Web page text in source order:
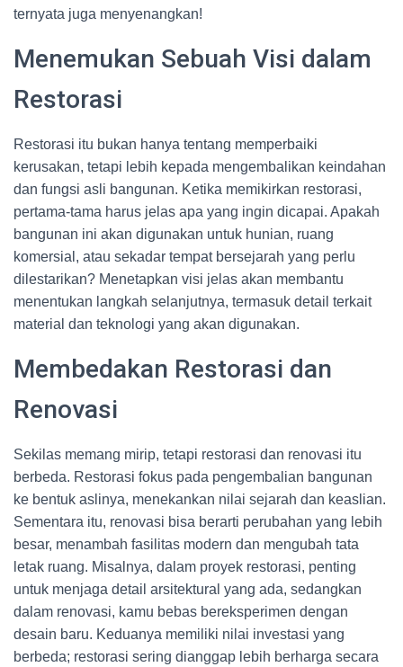
ternyata juga menyenangkan!
Menemukan Sebuah Visi dalam
Restorasi
Restorasi itu bukan hanya tentang memperbaiki
kerusakan, tetapi lebih kepada mengembalikan keindahan
dan fungsi asli bangunan. Ketika memikirkan restorasi,
pertama-tama harus jelas apa yang ingin dicapai. Apakah
bangunan ini akan digunakan untuk hunian, ruang
komersial, atau sekadar tempat bersejarah yang perlu
dilestarikan? Menetapkan visi jelas akan membantu
menentukan langkah selanjutnya, termasuk detail terkait
material dan teknologi yang akan digunakan.
Membedakan Restorasi dan
Renovasi
Sekilas memang mirip, tetapi restorasi dan renovasi itu
berbeda. Restorasi fokus pada pengembalian bangunan
ke bentuk aslinya, menekankan nilai sejarah dan keaslian.
Sementara itu, renovasi bisa berarti perubahan yang lebih
besar, menambah fasilitas modern dan mengubah tata
letak ruang. Misalnya, dalam proyek restorasi, penting
untuk menjaga detail arsitektural yang ada, sedangkan
dalam renovasi, kamu bebas bereksperimen dengan
desain baru. Keduanya memiliki nilai investasi yang
berbeda; restorasi sering dianggap lebih berharga secara